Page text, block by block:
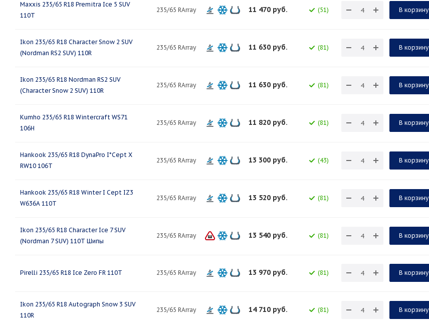
Maxxis 235/65 R18 Premitra Ice 5 SUV
110T
235/65 RArray 11 470 руб. (51) В корзину
Ikon 235/65 R18 Character Snow 2 SUV
(Nordman RS2 SUV) 110R
235/65 RArray 11 630 руб. (81) В корзину
Ikon 235/65 R18 Nordman RS2 SUV
(Character Snow 2 SUV) 110R
235/65 RArray 11 630 руб. (81) В корзину
Kumho 235/65 R18 Wintercraft WS71
106H
235/65 RArray 11 820 руб. (81) В корзину
Hankook 235/65 R18 DynaPro I*Cept X
RW10 106T
235/65 RArray 13 300 руб. (43) В корзину
Hankook 235/65 R18 Winter I Cept IZ3
W636A 110T
235/65 RArray 13 520 руб. (81) В корзину
Ikon 235/65 R18 Character Ice 7 SUV
(Nordman 7 SUV) 110T Шипы
235/65 RArray 13 540 руб. (81) В корзину
Pirelli 235/65 R18 Ice Zero FR 110T 235/65 RArray 13 970 руб. (81) В корзину
Ikon 235/65 R18 Autograph Snow 3 SUV
110R
235/65 RArray 14 710 руб. (81) В корзину